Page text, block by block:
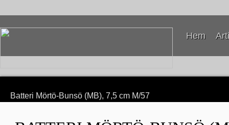
Hem
Batteri Mörtö-Bunsö (MB), 7,5 cm M/57